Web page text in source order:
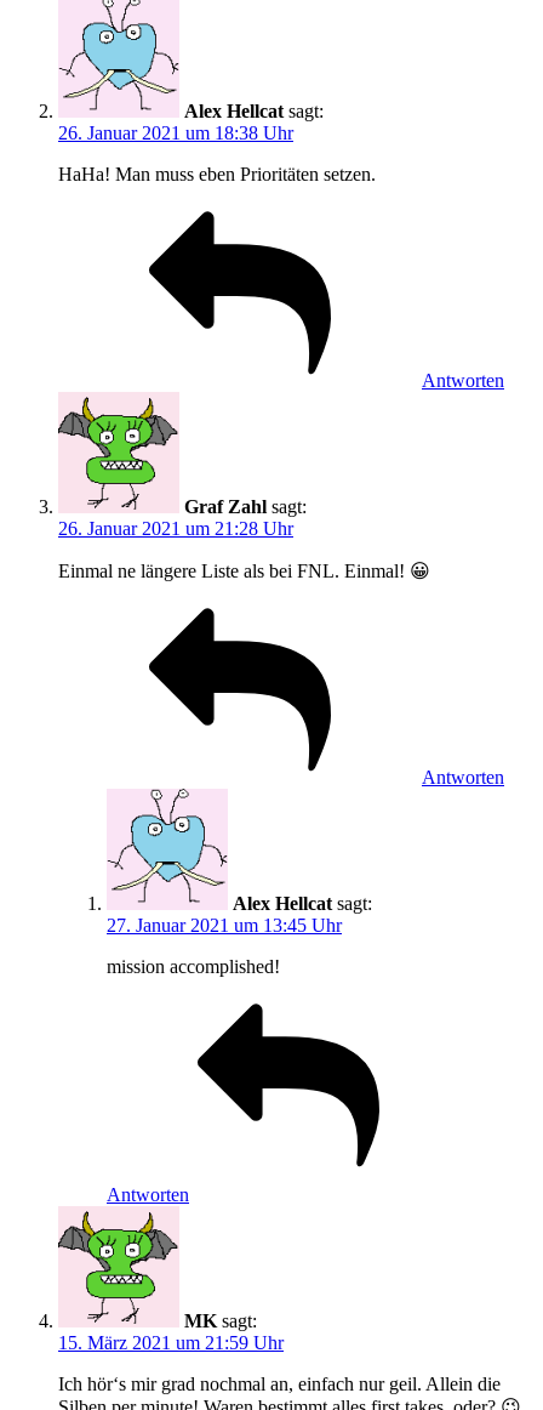
Alex Hellcat sagt:
26. Januar 2021 um 18:38 Uhr
HaHa! Man muss eben Prioritäten setzen.
Antworten
Graf Zahl sagt:
26. Januar 2021 um 21:28 Uhr
Einmal ne längere Liste als bei FNL. Einmal! 😀
Antworten
Alex Hellcat sagt:
27. Januar 2021 um 13:45 Uhr
mission accomplished!
Antworten
MK sagt:
15. März 2021 um 21:59 Uhr
Ich hör‘s mir grad nochmal an, einfach nur geil. Allein die